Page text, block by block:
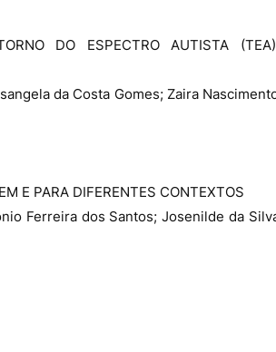
DO ESPECTRO AUTISTA
da Costa Gomes; Zaira
E PARA DIFERENTES CONTEXTOS
Ferreira dos Santos; Josenilde da